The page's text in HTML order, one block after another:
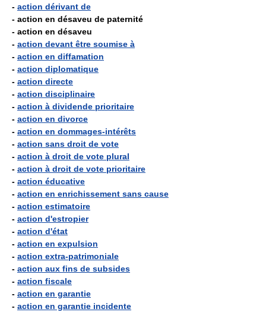
- action dérivant de
- action en désaveu de paternité
- action en désaveu
- action devant être soumise à
- action en diffamation
- action diplomatique
- action directe
- action disciplinaire
- action à dividende prioritaire
- action en divorce
- action en dommages-intérêts
- action sans droit de vote
- action à droit de vote plural
- action à droit de vote prioritaire
- action éducative
- action en enrichissement sans cause
- action estimatoire
- action d'estropier
- action d'état
- action en expulsion
- action extra-patrimoniale
- action aux fins de subsides
- action fiscale
- action en garantie
- action en garantie incidente